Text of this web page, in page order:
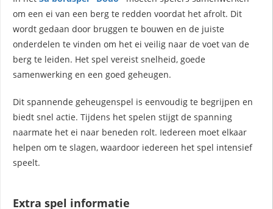
om een ei van een berg te redden voordat het afrolt. Dit
wordt gedaan door bruggen te bouwen en de juiste
onderdelen te vinden om het ei veilig naar de voet van de
berg te leiden. Het spel vereist snelheid, goede
samenwerking en een goed geheugen.
Dit spannende geheugenspel is eenvoudig te begrijpen en
biedt snel actie. Tijdens het spelen stijgt de spanning
naarmate het ei naar beneden rolt. Iedereen moet elkaar
helpen om te slagen, waardoor iedereen het spel intensief
speelt.
Extra spel informatie